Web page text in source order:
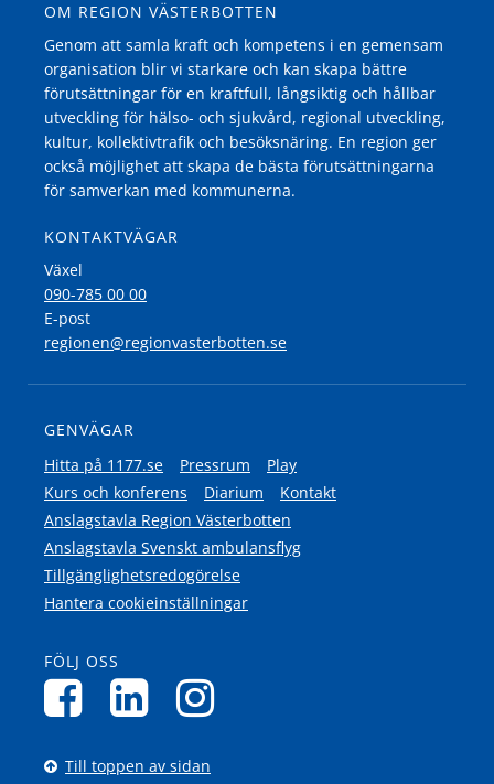
OM REGION VÄSTERBOTTEN
Genom att samla kraft och kompetens i en gemensam
organisation blir vi starkare och kan skapa bättre
förutsättningar för en kraftfull, långsiktig och hållbar
utveckling för hälso- och sjukvård, regional utveckling,
kultur, kollektivtrafik och besöksnäring. En region ger
också möjlighet att skapa de bästa förutsättningarna
för samverkan med kommunerna.
KONTAKTVÄGAR
Växel
090-785 00 00
E-post
regionen@regionvasterbotten.se
GENVÄGAR
Hitta på 1177.se
Pressrum
Play
Kurs och konferens
Diarium
Kontakt
Anslagstavla Region Västerbotten
Anslagstavla Svenskt ambulansflyg
Tillgänglighetsredogörelse
Hantera cookieinställningar
FÖLJ OSS
Till toppen av sidan